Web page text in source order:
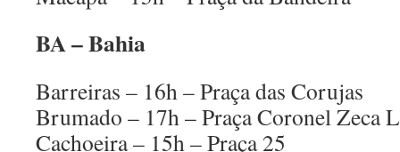
BA – Bahia
Barreiras – 16h – Praça das Corujas
Brumado – 17h – Praça Coronel Zeca
Cachoeira – 15h – Praça 25